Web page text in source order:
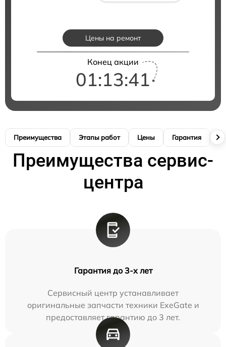
Цены на ремонт
Конец акции
01:13:40
Преимущества Этапы работ Цены Гарантия
Преимущества сервис-
центра
Гарантия до 3-х лет
Сервисный центр устанавливает
оригинальные запчасти техники ExeGate и
предоставляет гарантию до 3 лет.